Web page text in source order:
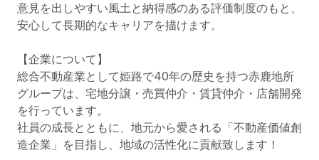
意見を出しやすい風土と納得感のある評価制度のもと、
安心して長期的なキャリアを描けます。
【企業について】
総合不動産業として姫路で40年の歴史を持つ赤鹿地所
グループは、宅地分譲・売買仲介・賃貸仲介・店舗開発
を行っています。
社員の成長とともに、地元から愛される「不動産価値創
造企業」を目指し、地域の活性化に貢献致します！